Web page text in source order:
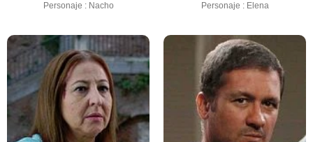
Personaje : Nacho Personaje : Elena